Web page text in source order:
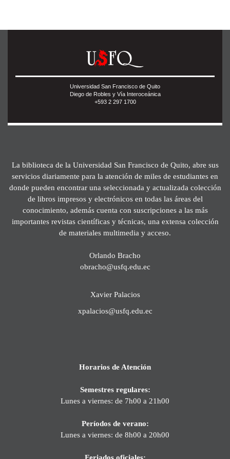
Universidad San Francisco de Quito
Diego de Robles y Vía Interoceánica
+593 2 297 1700
La biblioteca de la Universidad San Francisco de Quito, abre sus
servicios diariamente para la atención de miles de estudiantes en
donde pueden encontrar una seleccionada y actualizada colección
de libros impresos y electrónicos en todas las áreas del
conocimiento, además cuenta con suscripciones a las más
importantes revistas científicas y técnicas, una extensa colección
de materiales multimedia y acceso.
Orlando Bracho
obracho@usfq.edu.ec
Xavier Palacios
xpalacios@usfq.edu.ec
Horarios de Atención
Semestres regulares:
Lunes a viernes: de 7h00 a 21h00
Períodos de verano:
Lunes a viernes: de 8h00 a 20h00
Feriados oficiales: